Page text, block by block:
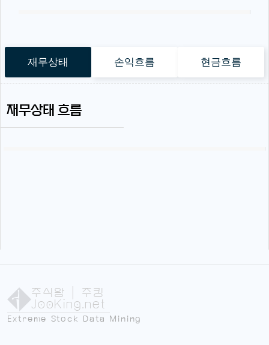
재무상태 손익흐름 현금흐름
재무상태 흐름
주식왕 | 주킹
JooKing.net
Extreme Stock Data Mining